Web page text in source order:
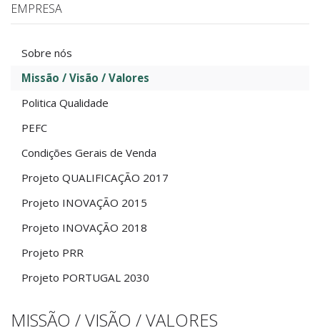
EMPRESA
Sobre nós
Missão / Visão / Valores
Politica Qualidade
PEFC
Condições Gerais de Venda
Projeto QUALIFICAÇÃO 2017
Projeto INOVAÇÃO 2015
Projeto INOVAÇÃO 2018
Projeto PRR
Projeto PORTUGAL 2030
MISSÃO / VISÃO / VALORES